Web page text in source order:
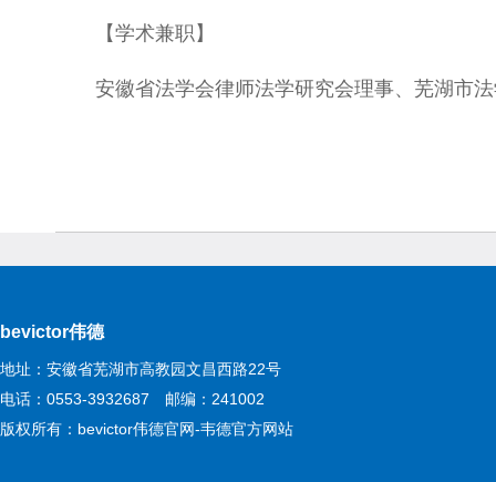
【学术兼职】
安徽省法学会律师法学研究会理事、芜湖市
bevictor伟德
地址：安徽省芜湖市高教园文昌西路22号
电话：0553-3932687 邮编：241002
版权所有：bevictor伟德官网-韦德官方网站